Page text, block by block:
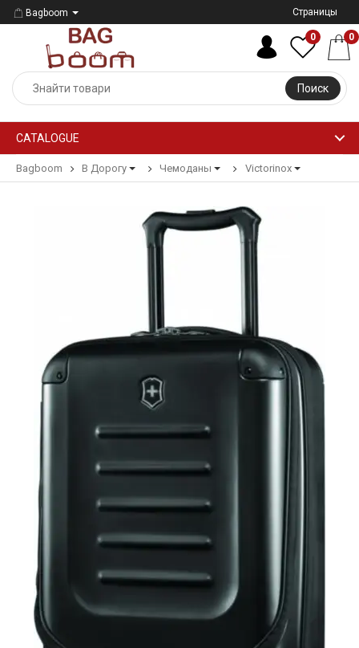
Bagboom Страницы
Поиск
0 0
CATALOGUE
Bagboom В Дорогу Чемоданы Victorinox